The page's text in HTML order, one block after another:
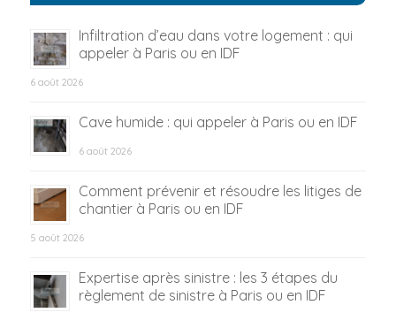
Infiltration d’eau dans votre logement : qui
appeler à Paris ou en IDF
6 août 2026
Cave humide : qui appeler à Paris ou en IDF
6 août 2026
Comment prévenir et résoudre les litiges de
chantier à Paris ou en IDF
5 août 2026
Expertise après sinistre : les 3 étapes du
règlement de sinistre à Paris ou en IDF